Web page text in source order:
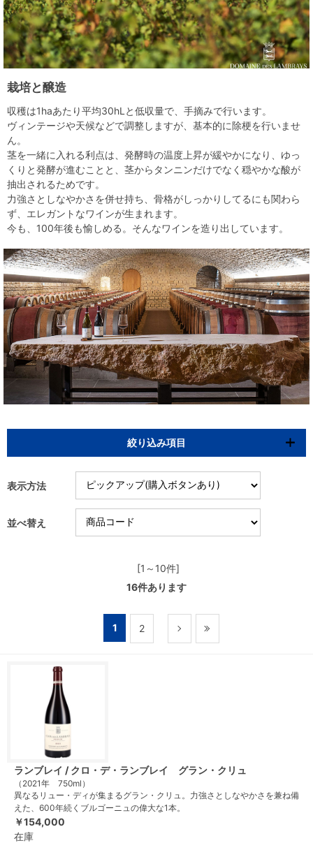
栽培と醸造
収穫は1haあたり平均30hLと低収量で、手摘みで行います。
ヴィンテージや天候などで調整しますが、基本的に除梗を行いませ
ん。
茎を一緒に入れる利点は、発酵時の温度上昇が緩やかになり、ゆっ
くりと発酵が進むことと、茎からタンニンだけでなく穏やかな酸が
抽出されるためです。
力強さとしなやかさを併せ持ち、骨格がしっかりしてるにも関わら
ず、エレガントなワインが生まれます。
今も、100年後も愉しめる。そんなワインを造り出しています。
絞り込み項目
表示方法
並べ替え
[1～10件]
16件あります
1 2
ランブレイ / クロ・デ・ランブレイ グラン・クリュ
（2021年 750ml）
異なるリュー・ディが集まるグラン・クリュ。力強さとしなやかさを兼ね備
えた、600年続くブルゴーニュの偉大な1本。
￥154,000
在庫